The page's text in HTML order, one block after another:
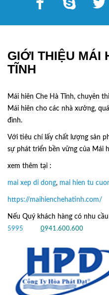
GIỚI THIỆU MÁI
TĨNH
Mái hiên Che Hà Tĩnh, chuyên
Mái hiên cho các nhà xưởng,
đình.
Với tiêu chí lấy chất lượng sản
sự phát triển bền vững của Mái
xem thêm tại :
mai xep di dong, mai hien tu
https://maihienchehatinh.com/
Nếu Quý khách hàng có nhu
5995
0941.600.600